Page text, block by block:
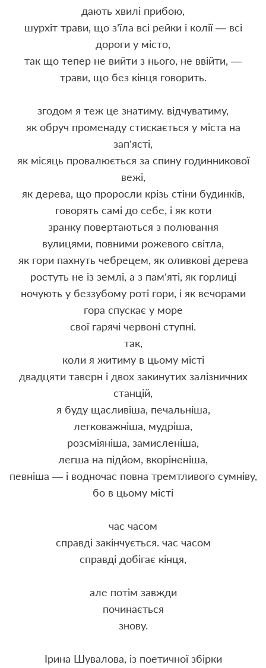
дають хвилі прибою,
шурхіт трави, що з’їла всі рейки і колії — всі
дороги у місто,
так що тепер не вийти з нього, не ввійти, —
трави, що без кінця говорить.
згодом я теж це знатиму. відчуватиму,
як обруч променаду стискається у міста на
зап’ясті,
як місяць провалюється за спину годинникової
вежі,
як дерева, що проросли крізь стіни будинків,
говорять самі до себе, і як коти
зранку повертаються з полювання
вулицями, повними рожевого світла,
як гори пахнуть чебрецем, як оливкові дерева
ростуть не із землі, а з пам’яті, як горлиці
ночують у беззубому роті гори, і як вечорами
гора спускає у море
свої гарячі червоні ступні.
так,
коли я житиму в цьому місті
двадцяти таверн і двох закинутих залізничних
станцій,
я буду щасливіша, печальніша,
легковажніша, мудріша,
розсміяніша, замисленіша,
легша на підйом, вкоріненіша,
певніша — і водночас повна тремтливого сумніву,
бо в цьому місті
час часом
справді закінчується. час часом
справді добігає кінця,
але потім завжди
починається
знову.
Ірина Шувалова, із поетичної збірки